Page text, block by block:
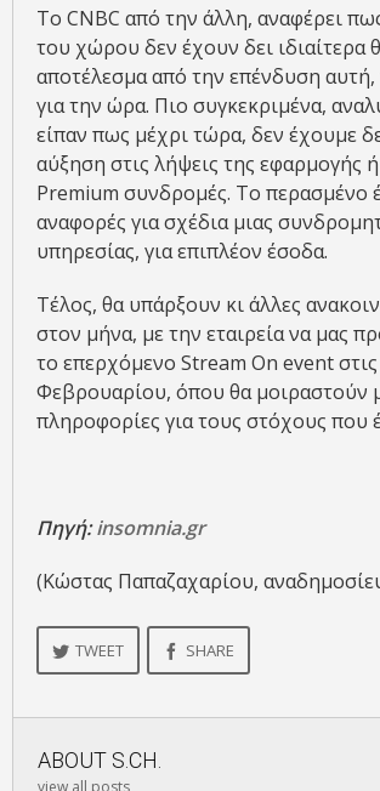
Το CNBC από την άλλη, αναφέρει
του χώρου δεν έχουν δει ιδιαίτερα
αποτέλεσμα από την επένδυση αυτή,
για την ώρα. Πιο συγκεκριμένα,
είπαν πως μέχρι τώρα, δεν έχουμε
αύξηση στις λήψεις της εφαρμογής ή
Premium συνδρομές. Το περασμένο
αναφορές για σχέδια μιας
υπηρεσίας, για επιπλέον έσοδα.
Τέλος, θα υπάρξουν κι άλλες
στον μήνα, με την εταιρεία να μας
το επερχόμενο Stream On event
Φεβρουαρίου, όπου θα μοιραστούν
πληροφορίες για τους στόχους που
Πηγή:insomnia.gr
(Κώστας Παπαζαχαρίου,
TWEET SHARE
ABOUT S.CH.